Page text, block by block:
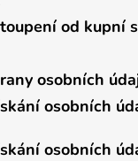
od kupní
osobních
osobních
osobních